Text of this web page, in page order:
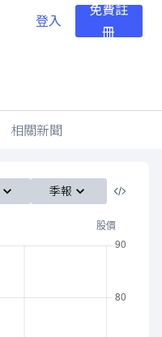
登入
免費註
冊
相關新聞
季報